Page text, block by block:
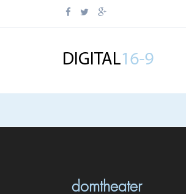
domtheater